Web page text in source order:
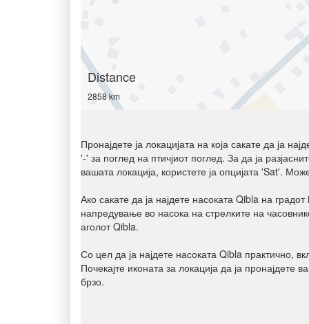
Distance
2858 km
Пронајдете ја локацијата на која сакате да ја
'-' за поглед на птичјиот поглед. За да ја
вашата локација, користете ја опцијата 'Sat'.
Ако сакате да ја најдете насоката Qibla на градот
напредување во насока на стрелките на
аголот Qibla.
Со цел да ја најдете насоката Qibla практично,
Почекајте иконата за локација да ја
брзо.